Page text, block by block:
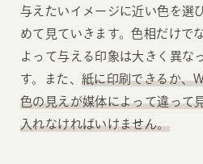
与えたいイメージに近い色を選
めて見ていきます。色相だけで
よって与える印象は大きく異な
す。また、 紙に印刷できるか、
色の見えが媒体によって違って
入れなければいけません。